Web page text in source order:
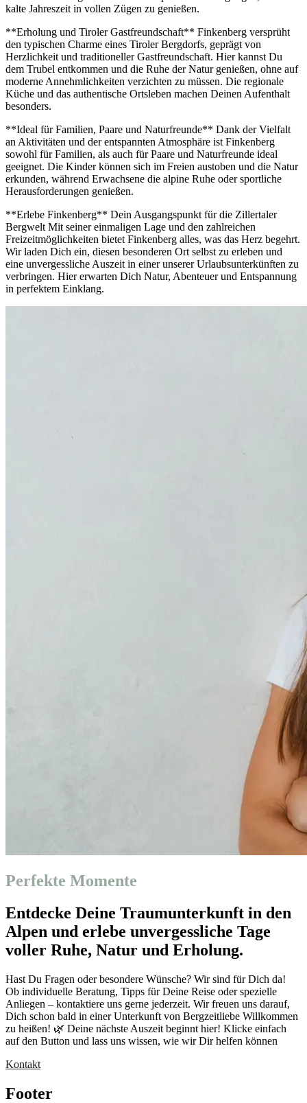
kalte Jahreszeit in vollen Zügen zu genießen.
**Erholung und Tiroler Gastfreundschaft** Finkenberg versprüht
den typischen Charme eines Tiroler Bergdorfs, geprägt von
Herzlichkeit und traditioneller Gastfreundschaft. Hier kannst Du
dem Trubel entkommen und die Ruhe der Natur genießen, ohne auf
moderne Annehmlichkeiten verzichten zu müssen. Die regionale
Küche und das authentische Ortsleben machen Deinen Aufenthalt
besonders.
**Ideal für Familien, Paare und Naturfreunde** Dank der Vielfalt
an Aktivitäten und der entspannten Atmosphäre ist Finkenberg
sowohl für Familien, als auch für Paare und Naturfreunde ideal
geeignet. Die Kinder können sich im Freien austoben und die Natur
erkunden, während Erwachsene die alpine Ruhe oder sportliche
Herausforderungen genießen.
**Erlebe Finkenberg** Dein Ausgangspunkt für die Zillertaler
Bergwelt Mit seiner einmaligen Lage und den zahlreichen
Freizeitmöglichkeiten bietet Finkenberg alles, was das Herz begehrt.
Wir laden Dich ein, diesen besonderen Ort selbst zu erleben und
eine unvergessliche Auszeit in einer unserer Urlaubsunterkünften zu
verbringen. Hier erwarten Dich Natur, Abenteuer und Entspannung
in perfektem Einklang.
Perfekte Momente
Entdecke Deine Traumunterkunft in den
Alpen und erlebe unvergessliche Tage
voller Ruhe, Natur und Erholung.
Hast Du Fragen oder besondere Wünsche? Wir sind für Dich da!
Ob individuelle Beratung, Tipps für Deine Reise oder spezielle
Anliegen – kontaktiere uns gerne jederzeit. Wir freuen uns darauf,
Dich schon bald in einer Unterkunft von Bergzeitliebe Willkommen
zu heißen! 🌿 Deine nächste Auszeit beginnt hier! Klicke einfach
auf den Button und lass uns wissen, wie wir Dir helfen können
Kontakt
Footer